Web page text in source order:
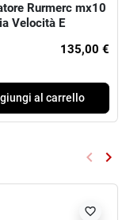
Rurmerc mx10
Velocità E
135,00 €
al carrello
keyboard_arrow_left keyboard_arrow_right
favorite_border